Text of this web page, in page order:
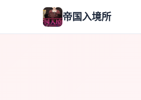
帝国入境所